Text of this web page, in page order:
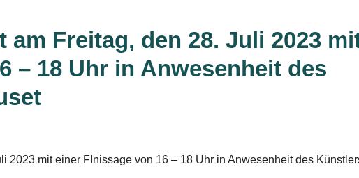
am Freitag, den 28. Juli 2023
– 18 Uhr in Anwesenheit des